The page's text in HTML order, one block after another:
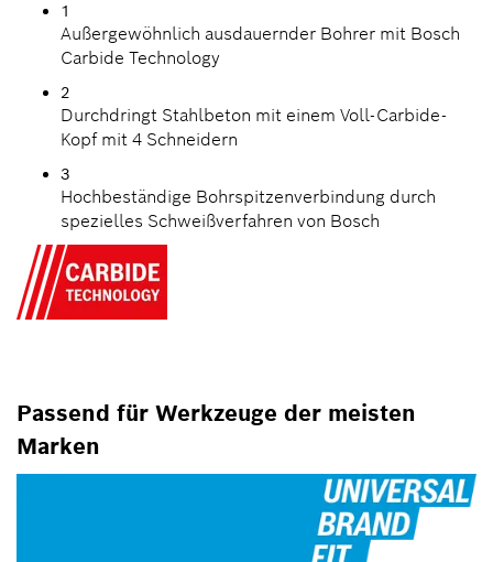
1
Außergewöhnlich ausdauernder Bohrer mit Bosch
Carbide Technology
2
Durchdringt Stahlbeton mit einem Voll-Carbide-
Kopf mit 4 Schneidern
3
Hochbeständige Bohrspitzenverbindung durch
spezielles Schweißverfahren von Bosch
Passend für Werkzeuge der meisten
Marken